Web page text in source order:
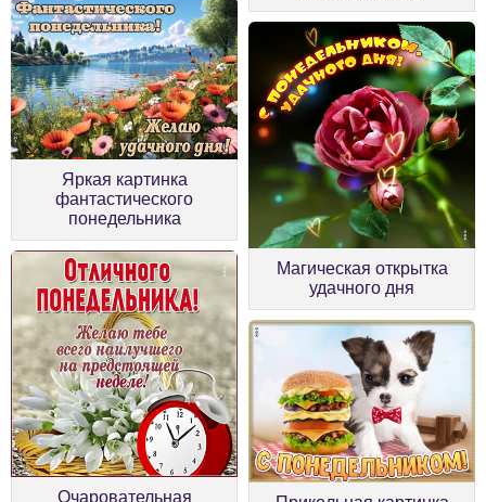
Яркая картинка
фантастического
понедельника
Магическая открытка
удачного дня
Очаровательная